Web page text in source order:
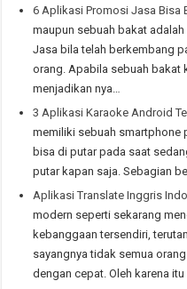
6 Aplikasi Promosi Jasa Bisa
maupun sebuah bakat
Jasa bila telah berkembang
orang. Apabila sebuah bakat
menjadikan nya…
3 Aplikasi Karaoke Android
memiliki sebuah smartphone
bisa di putar pada saat
putar kapan saja. Sebagian
Aplikasi Translate Inggris
modern seperti sekarang
kebanggaan tersendiri,
sayangnya tidak semua
dengan cepat. Oleh karena itu